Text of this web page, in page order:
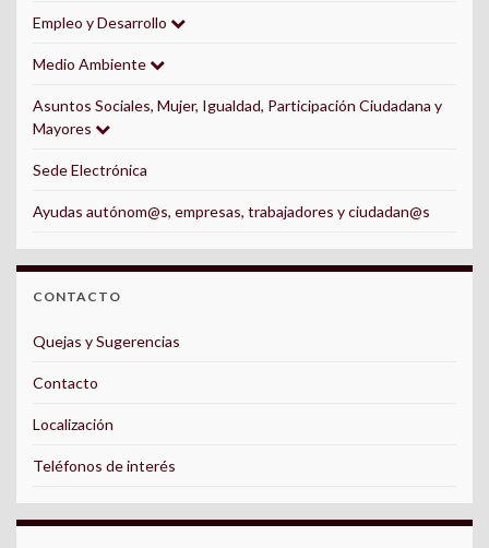
Empleo y Desarrollo
Medio Ambiente
Asuntos Sociales, Mujer, Igualdad, Participación Ciudadana y
Mayores
Sede Electrónica
Ayudas autónom@s, empresas, trabajadores y ciudadan@s
CONTACTO
Quejas y Sugerencias
Contacto
Localización
Teléfonos de interés